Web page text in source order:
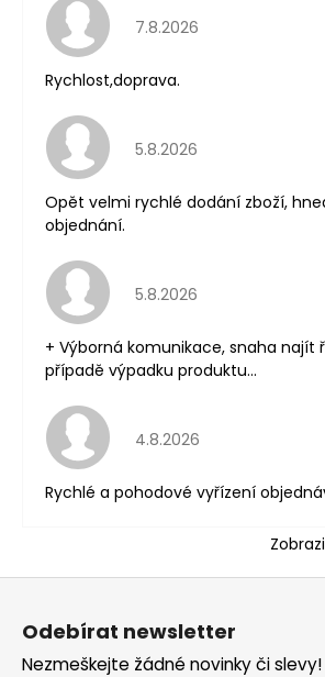
Hodnocení obchodu je 5
7.8.2026
Rychlost,doprava.
Hodnocení obchodu je 5
5.8.2026
Opět velmi rychlé dodání zboží,
objednání.
Hodnocení obchodu je 5
5.8.2026
+ Výborná komunikace, snaha najít
případě výpadku produktu...
Hodnocení obchodu je 5
4.8.2026
Rychlé a pohodové vyřízení
Odebírat newsletter
Nezmeškejte žádné novinky či slevy!